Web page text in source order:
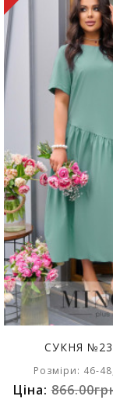
СУКНЯ
Розміри: 46-
Ціна: